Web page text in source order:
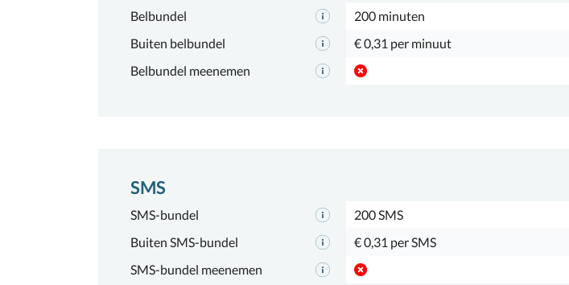
Belbundel
200 minuten
Buiten belbundel
€ 0,31 per minuut
Belbundel meenemen
SMS
SMS-bundel
200 SMS
Buiten SMS-bundel
€ 0,31 per SMS
SMS-bundel meenemen